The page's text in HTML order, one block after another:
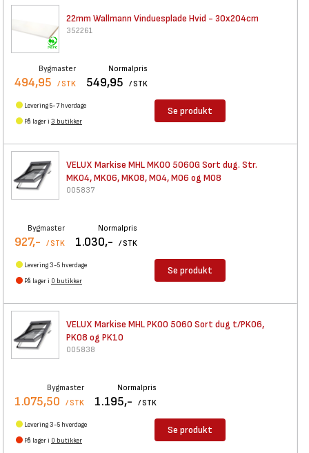
22mm Wallmann Vinduesplade Hvid - 30x204cm
352261
Bygmaster
494,95 / STK
Normalpris
549,95 / STK
Levering 5-7 hverdage
På lager i 3 butikker
Se produkt
VELUX Markise MHL MK00 5060GSort dug. Str.
MK04, MK06, MK08, M04, M06 og M08
005837
Bygmaster
927,- / STK
Normalpris
1.030,- / STK
Levering 3-5 hverdage
På lager i 0 butikker
Se produkt
VELUX Markise MHL PK00 5060 Sort dug t/PK06,
PK08 og PK10
005838
Bygmaster
1.075,50 / STK
Normalpris
1.195,- / STK
Levering 3-5 hverdage
På lager i 0 butikker
Se produkt